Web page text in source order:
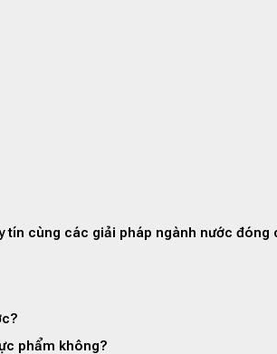
tín cùng các giải pháp ngành nước đóng
phẩm không?